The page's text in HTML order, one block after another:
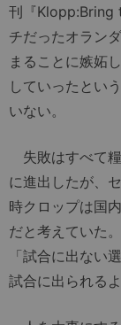
刊『Klopp:Bring
チだったオラン
まることに嫉妬
していったとい
いない。
失敗はすべて
に進出したが、
時クロップは国
だと考えていた
「試合に出ない
試合に出られる